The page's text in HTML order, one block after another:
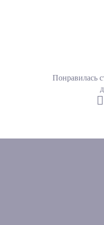
Понравилась